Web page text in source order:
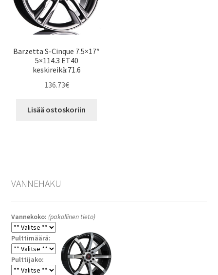
Barzetta S-Cinque 7.5×17″
5×114.3 ET40
keskireikä:71.6
136.73€
Lisää ostoskoriin
VANNEHAKU
Vannekoko: (pakollinen tieto)
Pulttimäärä:
Pulttijako: